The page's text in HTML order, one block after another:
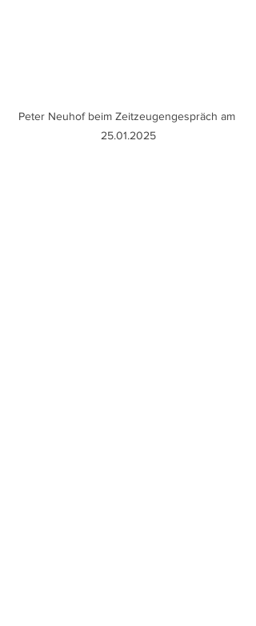
Peter Neuhof beim Zeitzeugengespräch am
25.01.2025